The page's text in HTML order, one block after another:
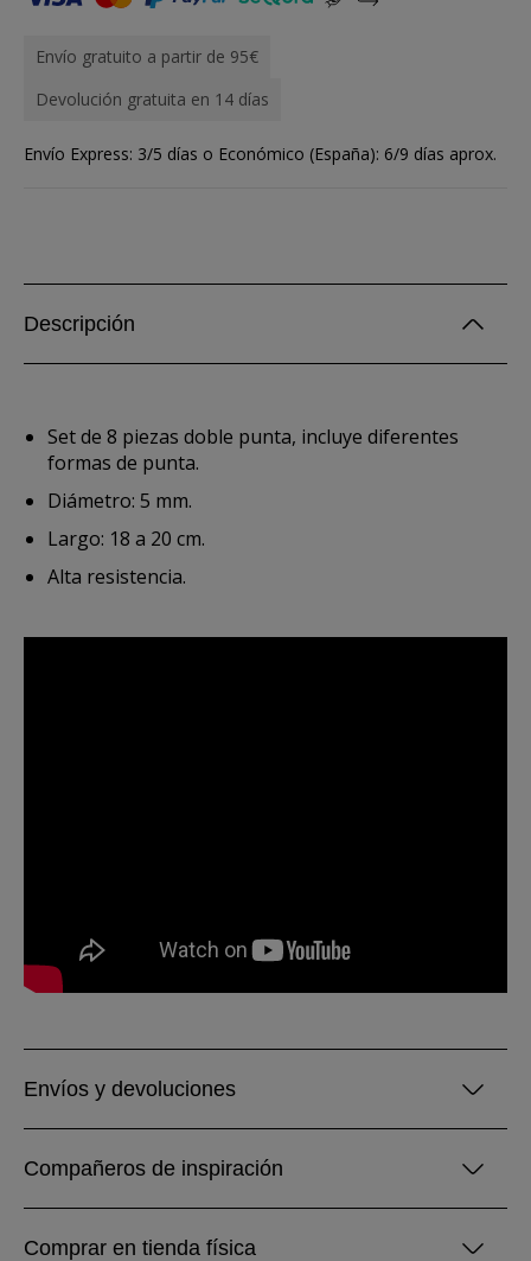
Envío gratuito a partir de 95€
Devolución gratuita en 14 días
Envío Express: 3/5 días o Económico (España): 6/9 días aprox.
Descripción
Set de 8 piezas doble punta, incluye diferentes
formas de punta.
Diámetro: 5 mm.
Largo: 18 a 20 cm.
Alta resistencia.
Envíos y devoluciones
Compañeros de inspiración
Comprar en tienda física